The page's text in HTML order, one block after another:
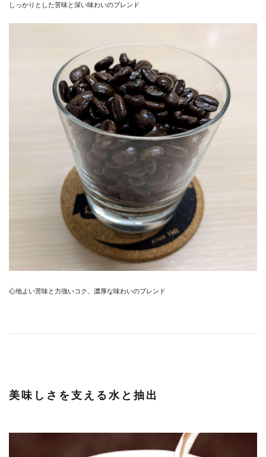
しっかりとした苦味と深い味わいのブレンド
心地よい苦味と力強いコク、濃厚な味わいのブレンド
美味しさを支える水と抽出